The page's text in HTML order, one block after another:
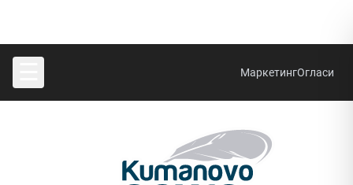
МаркетингОгласи